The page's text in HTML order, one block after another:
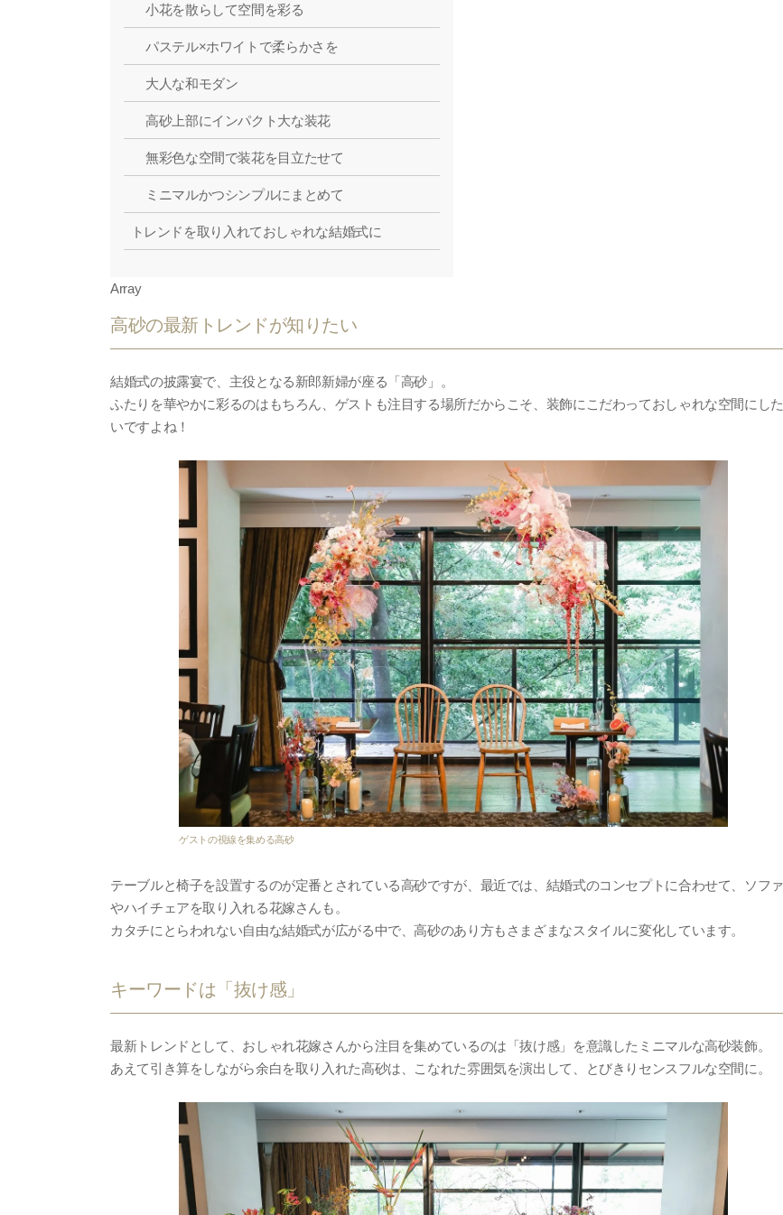
小花を散らして空間を彩る
パステル×ホワイトで柔らかさを
大人な和モダン
高砂上部にインパクト大な装花
無彩色な空間で装花を目立たせて
ミニマルかつシンプルにまとめて
トレンドを取り入れておしゃれな結婚式に
Array
高砂の最新トレンドが知りたい
結婚式の披露宴で、主役となる新郎新婦が座る「高砂」。
ふたりを華やかに彩るのはもちろん、ゲストも注目する場所だからこそ、装飾にこだわっておしゃれな空間にした
いですよね！
ゲストの視線を集める高砂
テーブルと椅子を設置するのが定番とされている高砂ですが、最近では、結婚式のコンセプトに合わせて、ソファ
やハイチェアを取り入れる花嫁さんも。
カタチにとらわれない自由な結婚式が広がる中で、高砂のあり方もさまざまなスタイルに変化しています。
キーワードは「抜け感」
最新トレンドとして、おしゃれ花嫁さんから注目を集めているのは「抜け感」を意識したミニマルな高砂装飾。
あえて引き算をしながら余白を取り入れた高砂は、こなれた雰囲気を演出して、とびきりセンスフルな空間に。